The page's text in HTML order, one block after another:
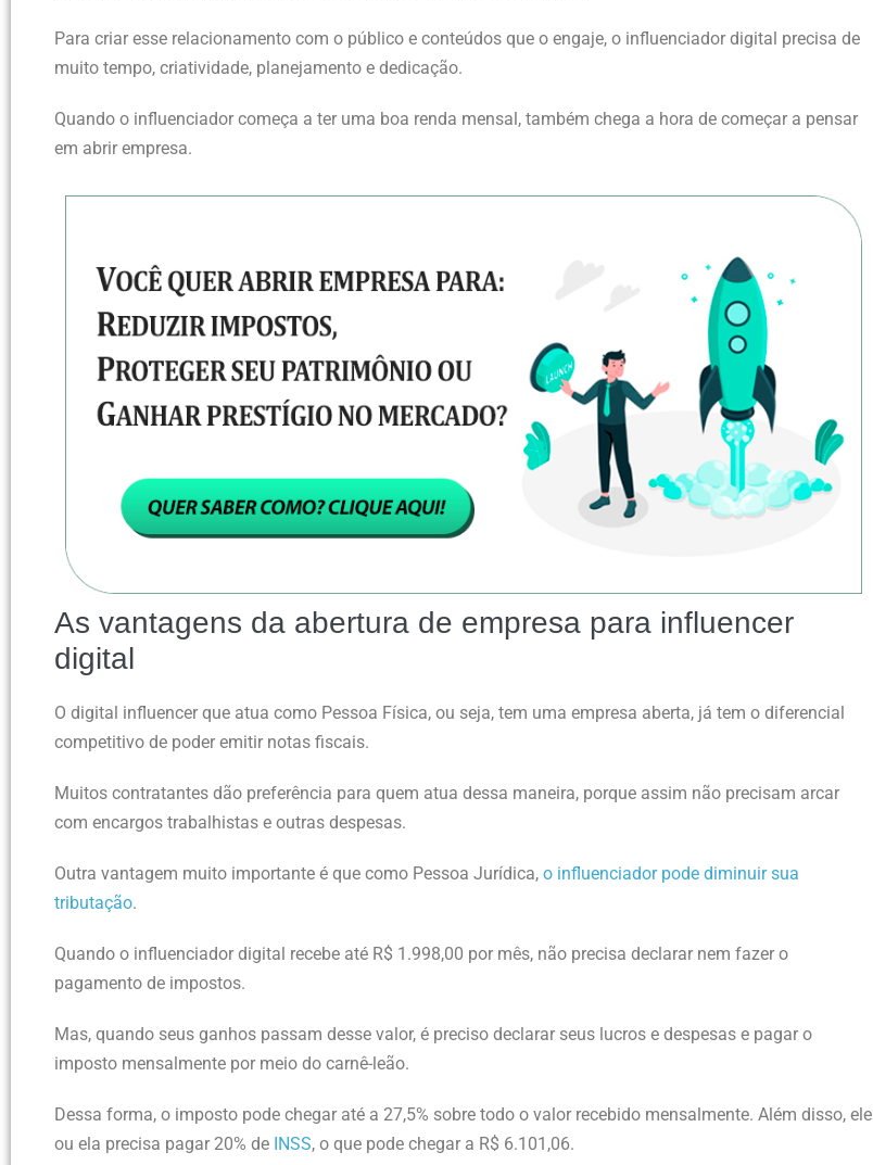
Para criar esse relacionamento com o público e conteúdos que o engaje, o influenciador digital precisa de
muito tempo, criatividade, planejamento e dedicação.
Quando o influenciador começa a ter uma boa renda mensal, também chega a hora de começar a pensar
em abrir empresa.
As vantagens da abertura de empresa para influencer
digital
O digital influencer que atua como Pessoa Física, ou seja, tem uma empresa aberta, já tem o diferencial
competitivo de poder emitir notas fiscais.
Muitos contratantes dão preferência para quem atua dessa maneira, porque assim não precisam arcar
com encargos trabalhistas e outras despesas.
Outra vantagem muito importante é que como Pessoa Jurídica, o influenciador pode diminuir sua
tributação.
Quando o influenciador digital recebe até R$ 1.998,00 por mês, não precisa declarar nem fazer o
pagamento de impostos.
Mas, quando seus ganhos passam desse valor, é preciso declarar seus lucros e despesas e pagar o
imposto mensalmente por meio do carnê-leão.
Dessa forma, o imposto pode chegar até a 27,5% sobre todo o valor recebido mensalmente. Além disso, ele
ou ela precisa pagar 20% de INSS, o que pode chegar a R$ 6.101,06.